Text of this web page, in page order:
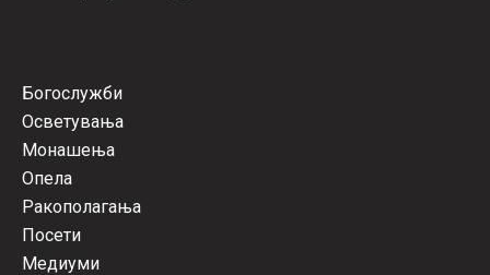
Богослужби
Осветувања
Монашења
Опела
Ракополагања
Посети
Медиуми